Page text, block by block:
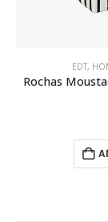
CALVIN
Calvin Klein